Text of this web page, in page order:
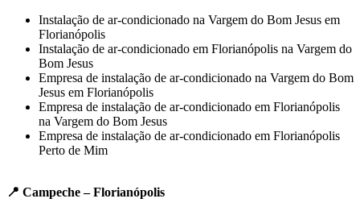
Instalação de ar-condicionado na Vargem do Bom Jesus em
Florianópolis
Instalação de ar-condicionado em Florianópolis na Vargem do
Bom Jesus
Empresa de instalação de ar-condicionado na Vargem do Bom
Jesus em Florianópolis
Empresa de instalação de ar-condicionado em Florianópolis
na Vargem do Bom Jesus
Empresa de instalação de ar-condicionado em Florianópolis
Perto de Mim
📍 Campeche – Florianópolis